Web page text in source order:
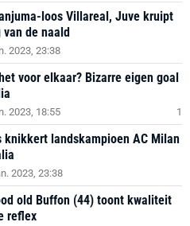
loos Villareal, Juve kruipt
de naald
2023, 23:38
voor elkaar? Bizarre eigen goal
2023, 18:55 1
knikkert landskampioen AC Milan
2023, 23:38
old Buffon (44) toont kwaliteit
reflex